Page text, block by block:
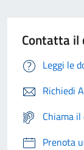
Contatta il
Leggi le
Richiedi
Chiama
Prenota